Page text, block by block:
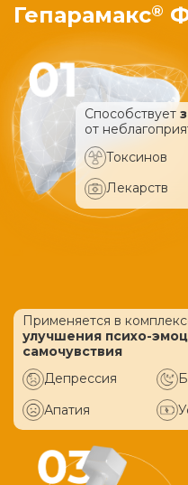
Гепарамакс®
Способствует
от
Токсинов
Лекарств
Применяется в
улучшения психо-
самочувствия
Депрессия
Апатия